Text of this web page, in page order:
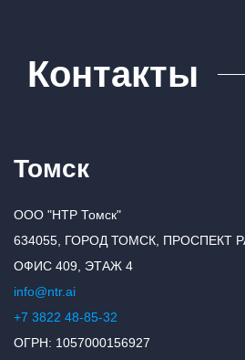
Контакты
Томск
ООО "НТР Томск"
634055, ГОРОД ТОМСК, ПРОСПЕКТ
ОФИС 409, ЭТАЖ 4
info@ntr.ai
+7 3822 48-85-32
ОГРН: 1057000156927